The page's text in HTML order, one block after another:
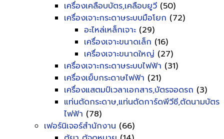
เครื่องเคลือบบัตร,เคลือบยูวี (50)
เครื่องเจาะกระดาษระบบมือโยก (72)
อะไหล่เหล็กเจาะ (29)
เครื่องเจาะขนาดเล็ก (16)
เครื่องเจาะขนาดใหญ่ (27)
เครื่องเจาะกระดาษระบบไฟฟ้า (31)
เครื่องเย็บกระดาษไฟฟ้า (21)
เครื่องแสตมป์เวลาเอกสาร,บัตรจอดรถ (3)
แท่นตัดกระดาษ,แท่นตัดการ์ดพีวีซี,ตัดนามบัตร
ไฟฟ้า (78)
เฟอร์นิเจอร์สำนักงาน (66)